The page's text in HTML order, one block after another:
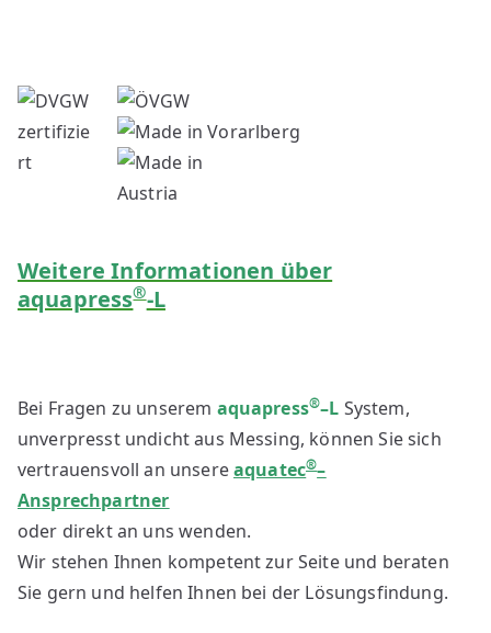
Weitere Informationen über
aquapress®-L
Bei Fragen zu unserem aquapress®–L System,
unverpresst undicht aus Messing, können Sie sich
vertrauensvoll an unsereaquatec®–
Ansprechpartner
oder direkt an uns wenden.
Wir stehen Ihnen kompetent zur Seite und beraten
Sie gern und helfen Ihnen bei der Lösungsfindung.